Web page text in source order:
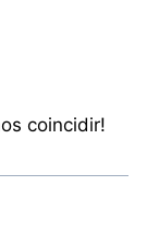
coincidir!